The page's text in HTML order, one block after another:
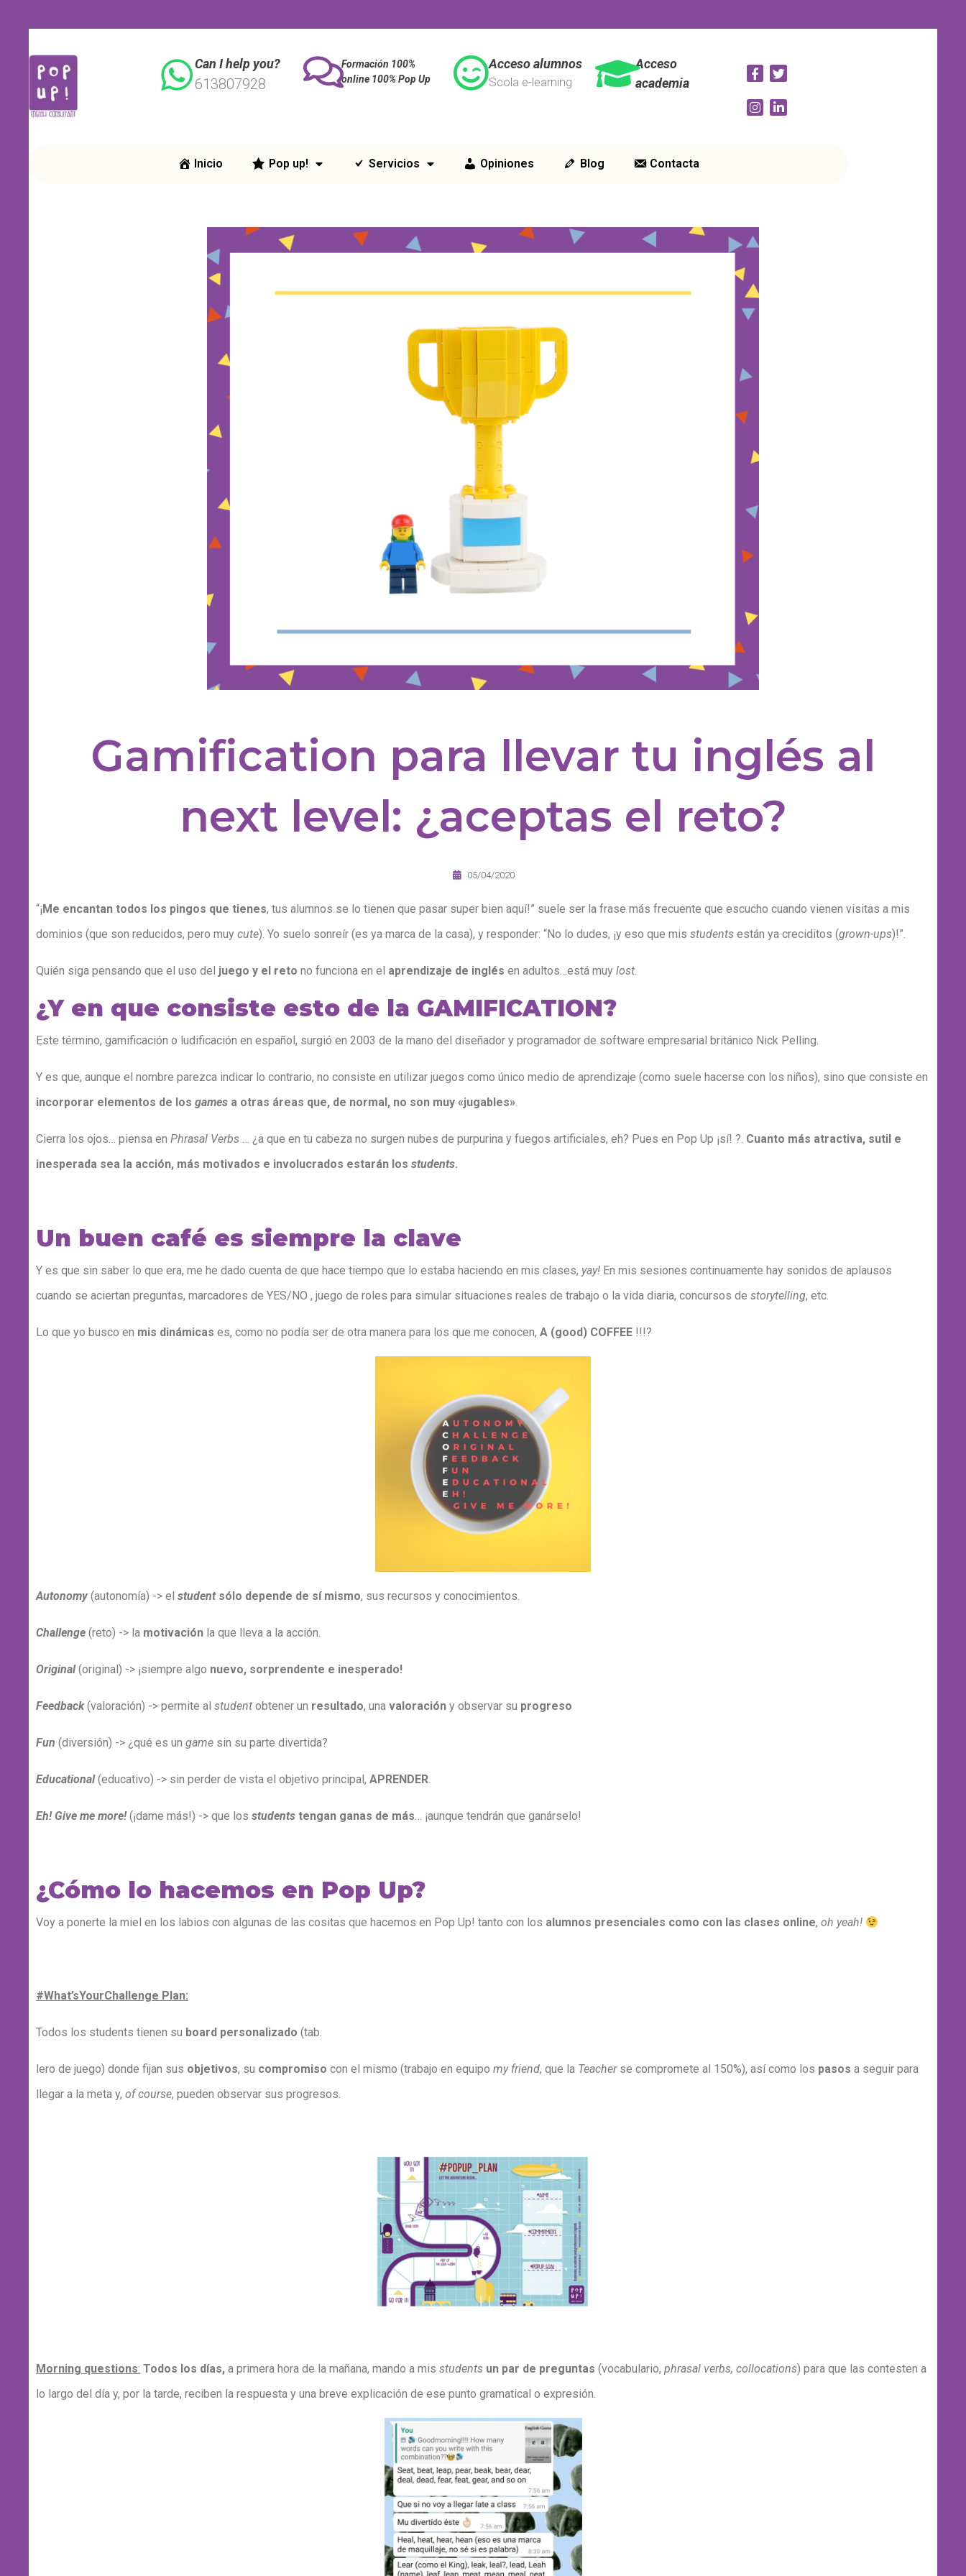
Can I help you?
613807928
Formación 100%
online 100% Pop Up
Acceso alumnos
Scola e-learning
Acceso
academia
Inicio Pop up! Servicios Opiniones Blog Contacta
Gamification para llevar tu inglés al
next level: ¿aceptas el reto?
05/04/2020
“¡Me encantan todos los pingos que tienes, tus alumnos se lo tienen que pasar super bien aquí!” suele ser la frase más frecuente que escucho cuando vienen visitas a mis
dominios (que son reducidos, pero muy cute). Yo suelo sonreír (es ya marca de la casa), y responder: “No lo dudes, ¡y eso que mis students están ya creciditos (grown-ups)!”.
Quién siga pensando que el uso del juego y el reto no funciona en el aprendizaje de inglés en adultos…está muy lost.
¿Y en que consiste esto de la GAMIFICATION?
Este término, gamificación o ludificación en español, surgió en 2003 de la mano del diseñador y programador de software empresarial británico Nick Pelling.
Y es que, aunque el nombre parezca indicar lo contrario, no consiste en utilizar juegos como único medio de aprendizaje (como suele hacerse con los niños), sino que consiste en
incorporar elementos de los games a otras áreas que, de normal, no son muy «jugables».
Cierra los ojos… piensa en Phrasal Verbs … ¿a que en tu cabeza no surgen nubes de purpurina y fuegos artificiales, eh? Pues en Pop Up ¡sí! ?. Cuanto más atractiva, sutil e
inesperada sea la acción, más motivados e involucrados estarán los students.
Un buen café es siempre la clave
Y es que sin saber lo que era, me he dado cuenta de que hace tiempo que lo estaba haciendo en mis clases, yay! En mis sesiones continuamente hay sonidos de aplausos
cuando se aciertan preguntas, marcadores de YES/NO , juego de roles para simular situaciones reales de trabajo o la vida diaria, concursos de storytelling, etc.
Lo que yo busco en mis dinámicas es, como no podía ser de otra manera para los que me conocen, A (good) COFFEE !!!?
Autonomy(autonomía) -> el studentsólo depende de sí mismo, sus recursos y conocimientos.
Challenge (reto) -> la motivación la que lleva a la acción.
Original(original) -> ¡siempre algo nuevo, sorprendente e inesperado!
Feedback(valoración) -> permite al student obtener un resultado, una valoración y observar su progreso
Fun (diversión) -> ¿qué es un game sin su parte divertida?
Educational (educativo) -> sin perder de vista el objetivo principal, APRENDER.
Eh! Give me more!(¡dame más!) -> que los students tengan ganas de más… ¡aunque tendrán que ganárselo!
¿Cómo lo hacemos en Pop Up?
Voy a ponerte la miel en los labios con algunas de las cositas que hacemos en Pop Up! tanto con los alumnos presenciales como con las clases online, oh yeah!
#What’sYourChallenge Plan:
Todos los students tienen su board personalizado (tab.
lero de juego) donde fijan sus objetivos, su compromiso con el mismo (trabajo en equipo my friend, que la Teacherse compromete al 150%), así como los pasos a seguir para
llegar a la meta y, of course, pueden observar sus progresos.
Morning questions: Todos los días, a primera hora de la mañana, mando a mis students un par de preguntas (vocabulario, phrasal verbs, collocations) para que las contesten a
lo largo del día y, por la tarde, reciben la respuesta y una breve explicación de ese punto gramatical o expresión.